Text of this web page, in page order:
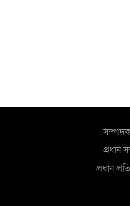
প্রধান
প্রধান